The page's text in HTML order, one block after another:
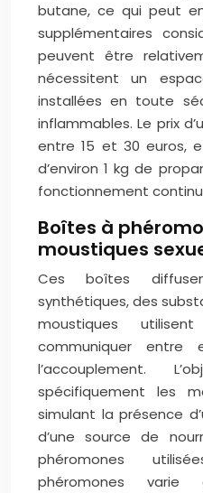
butane, ce qui peut
supplémentaires
peuvent être
nécessitent un
installées en toute
inflammables. Le prix
entre 15 et 30 euros,
d’environ 1 kg de
fonctionnement
Boîtes à
moustiques
Ces boîtes
synthétiques, des
moustiques
communiquer entre
l’accouplement.
spécifiquement les
simulant la présence
d’une source de
phéromones
phéromones varie